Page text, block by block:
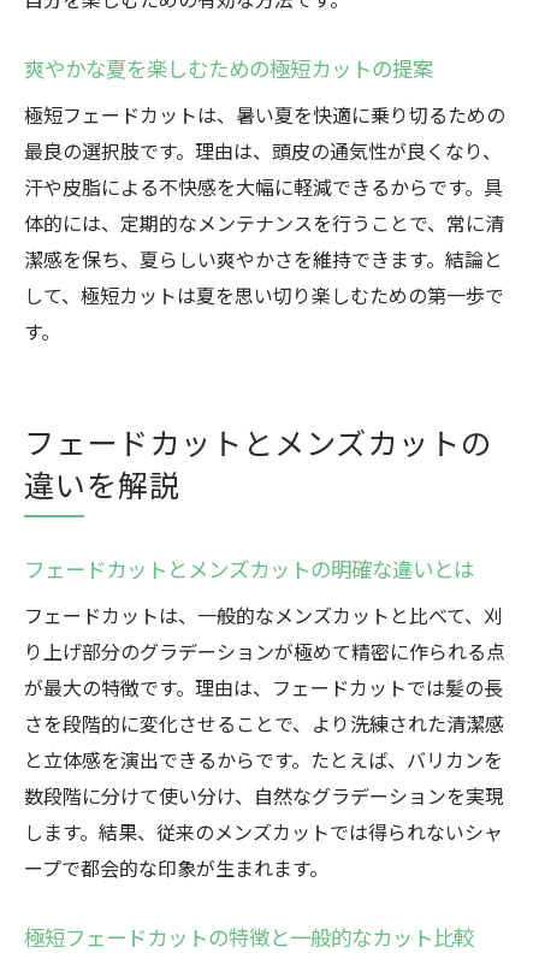
爽やかな夏を楽しむための極短カットの提案
極短フェードカットは、暑い夏を快適に乗り切るための
最良の選択肢です。理由は、頭皮の通気性が良くなり、
汗や皮脂による不快感を大幅に軽減できるからです。具
体的には、定期的なメンテナンスを行うことで、常に清
潔感を保ち、夏らしい爽やかさを維持できます。結論と
して、極短カットは夏を思い切り楽しむための第一歩で
す。
フェードカットとメンズカットの
違いを解説
フェードカットとメンズカットの明確な違いとは
フェードカットは、一般的なメンズカットと比べて、刈
り上げ部分のグラデーションが極めて精密に作られる点
が最大の特徴です。理由は、フェードカットでは髪の長
さを段階的に変化させることで、より洗練された清潔感
と立体感を演出できるからです。たとえば、バリカンを
数段階に分けて使い分け、自然なグラデーションを実現
します。結果、従来のメンズカットでは得られないシャ
ープで都会的な印象が生まれます。
極短フェードカットの特徴と一般的なカット比較